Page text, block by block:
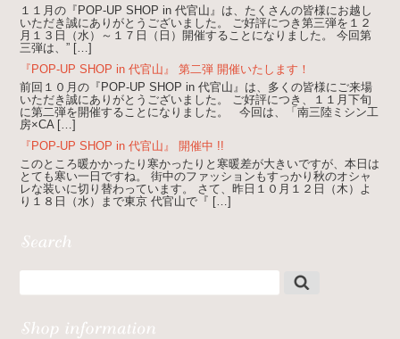
１１月の『POP-UP SHOP in 代官山』は、たくさんの皆様にお越し
いただき誠にありがとうございました。 ご好評につき第三弾を１２
月１３日（水）～１７日（日）開催することになりました。 今回第
三弾は、” […]
『POP-UP SHOP in 代官山』 第二弾 開催いたします！
前回１０月の『POP-UP SHOP in 代官山』は、多くの皆様にご来場
いただき誠にありがとうございました。 ご好評につき、１１月下旬
に第二弾を開催することになりました。 今回は、「南三陸ミシン工
房×CA […]
『POP-UP SHOP in 代官山』 開催中 !!
このところ暖かかったり寒かったりと寒暖差が大きいですが、本日は
とても寒い一日ですね。 街中のファッションもすっかり秋のオシャ
レな装いに切り替わっています。 さて、昨日１０月１２日（木）よ
り１８日（水）まで東京 代官山で『 […]